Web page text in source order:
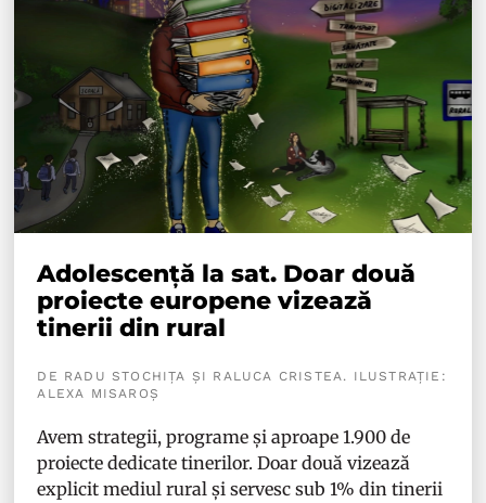
Adolescență la sat. Doar două
proiecte europene vizează
tinerii din rural
DE RADU STOCHIȚA ȘI RALUCA CRISTEA. ILUSTRAȚIE:
ALEXA MISAROȘ
Avem strategii, programe și aproape 1.900 de
proiecte dedicate tinerilor. Doar două vizează
explicit mediul rural și servesc sub 1% din tinerii